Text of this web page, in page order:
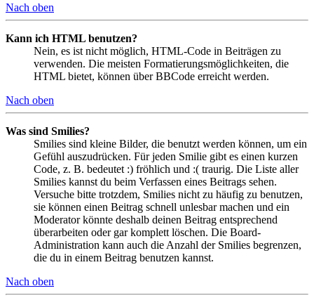
Nach oben
Kann ich HTML benutzen?
Nein, es ist nicht möglich, HTML-Code in Beiträgen zu
verwenden. Die meisten Formatierungsmöglichkeiten, die
HTML bietet, können über BBCode erreicht werden.
Nach oben
Was sind Smilies?
Smilies sind kleine Bilder, die benutzt werden können, um ein
Gefühl auszudrücken. Für jeden Smilie gibt es einen kurzen
Code, z. B. bedeutet :) fröhlich und :( traurig. Die Liste aller
Smilies kannst du beim Verfassen eines Beitrags sehen.
Versuche bitte trotzdem, Smilies nicht zu häufig zu benutzen,
sie können einen Beitrag schnell unlesbar machen und ein
Moderator könnte deshalb deinen Beitrag entsprechend
überarbeiten oder gar komplett löschen. Die Board-
Administration kann auch die Anzahl der Smilies begrenzen,
die du in einem Beitrag benutzen kannst.
Nach oben